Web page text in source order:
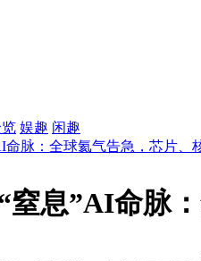
娱趣 闲趣
命脉：全球氦气告急，芯片、
窒息”AI命脉